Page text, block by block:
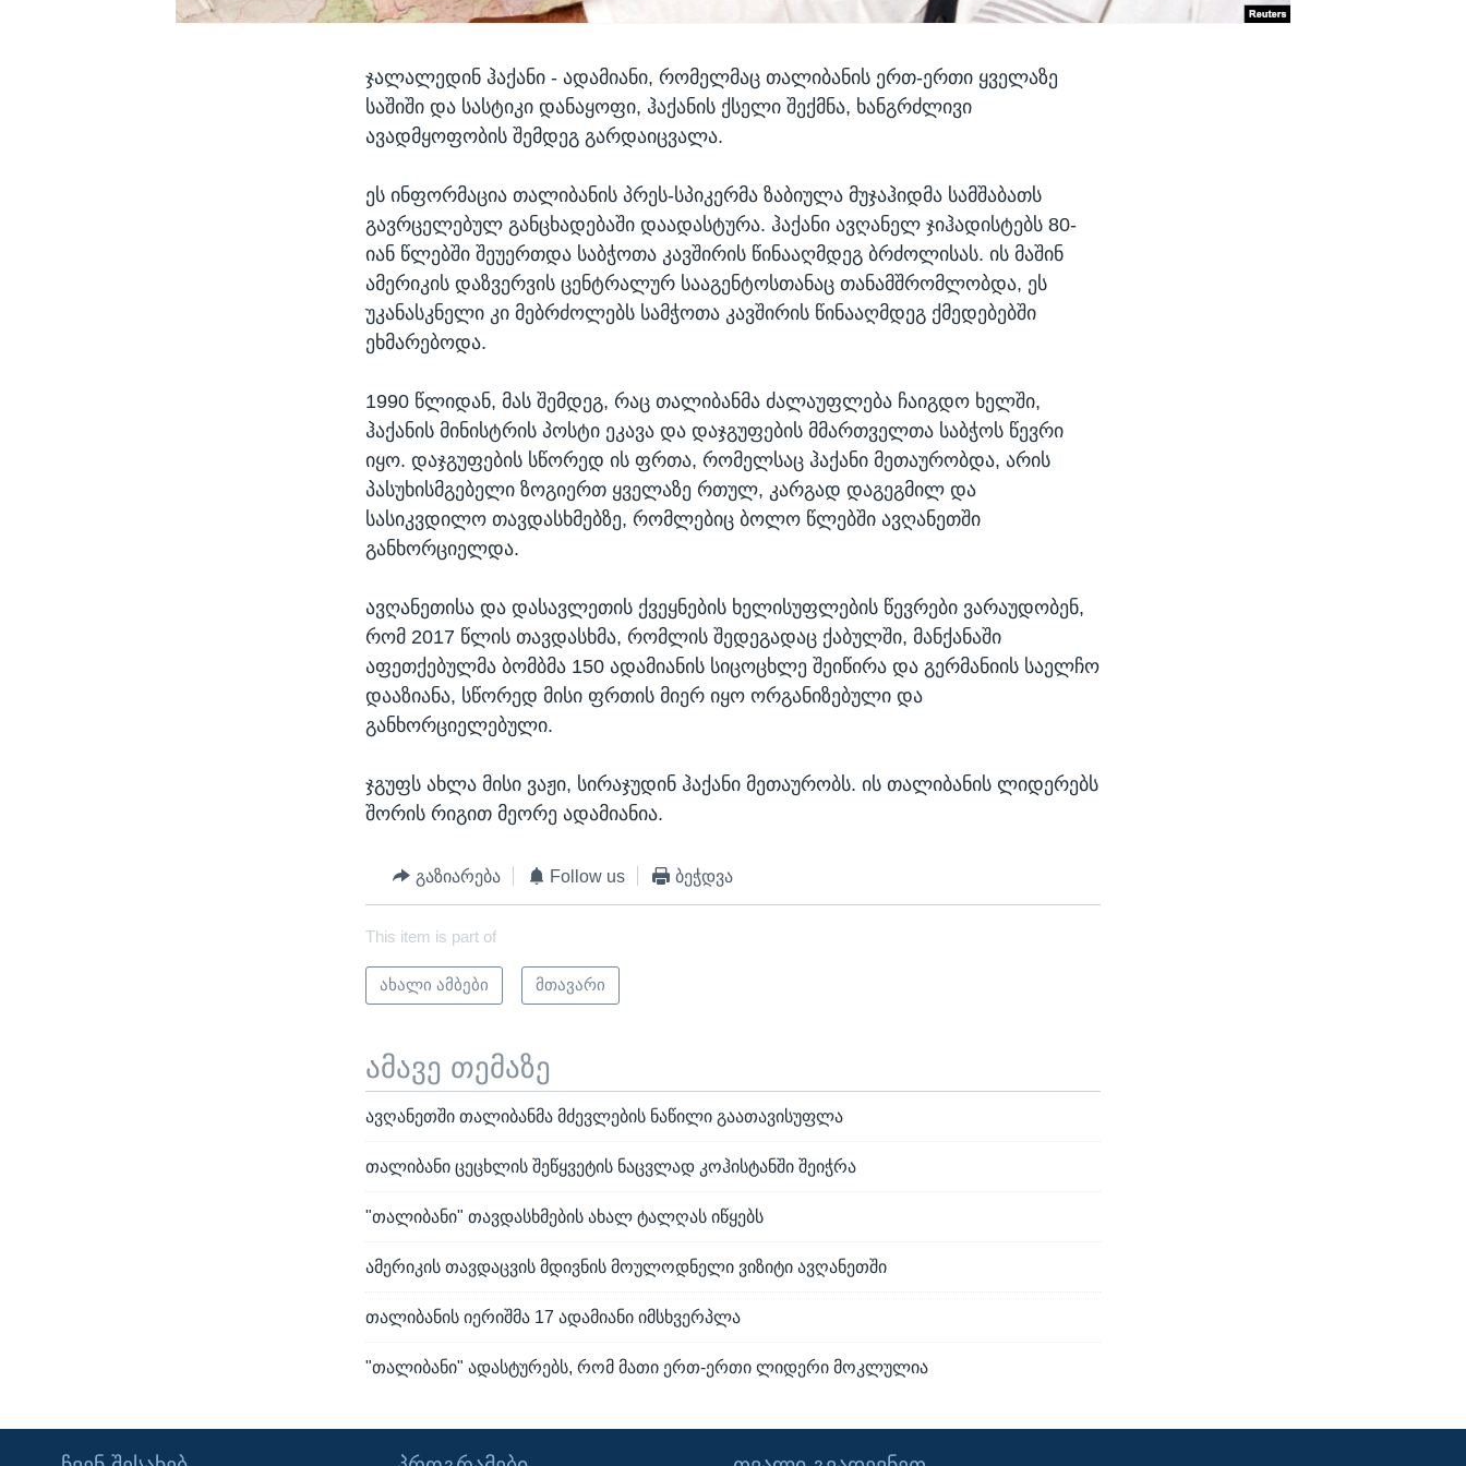
ჯალალედინ ჰაქანი - ადამიანი, რომელმაც თალიბანის ერთ-ერთი ყველაზე
საშიში და სასტიკი დანაყოფი, ჰაქანის ქსელი შექმნა, ხანგრძლივი
ავადმყოფობის შემდეგ გარდაიცვალა.
ეს ინფორმაცია თალიბანის პრეს-სპიკერმა ზაბიულა მუჯაჰიდმა სამშაბათს
გავრცელებულ განცხადებაში დაადასტურა. ჰაქანი ავღანელ ჯიჰადისტებს 80-
იან წლებში შეუერთდა საბჭოთა კავშირის წინააღმდეგ ბრძოლისას. ის მაშინ
ამერიკის დაზვერვის ცენტრალურ სააგენტოსთანაც თანამშრომლობდა, ეს
უკანასკნელი კი მებრძოლებს სამჭოთა კავშირის წინააღმდეგ ქმედებებში
ეხმარებოდა.
1990 წლიდან, მას შემდეგ, რაც თალიბანმა ძალაუფლება ჩაიგდო ხელში,
ჰაქანის მინისტრის პოსტი ეკავა და დაჯგუფების მმართველთა საბჭოს წევრი
იყო. დაჯგუფების სწორედ ის ფრთა, რომელსაც ჰაქანი მეთაურობდა, არის
პასუხისმგებელი ზოგიერთ ყველაზე რთულ, კარგად დაგეგმილ და
სასიკვდილო თავდასხმებზე, რომლებიც ბოლო წლებში ავღანეთში
განხორციელდა.
ავღანეთისა და დასავლეთის ქვეყნების ხელისუფლების წევრები ვარაუდობენ,
რომ 2017 წლის თავდასხმა, რომლის შედეგადაც ქაბულში, მანქანაში
აფეთქებულმა ბომბმა 150 ადამიანის სიცოცხლე შეიწირა და გერმანიის საელჩო
დააზიანა, სწორედ მისი ფრთის მიერ იყო ორგანიზებული და
განხორციელებული.
ჯგუფს ახლა მისი ვაჟი, სირაჯუდინ ჰაქანი მეთაურობს. ის თალიბანის ლიდერებს
შორის რიგით მეორე ადამიანია.
გაზიარება Follow us ბეჭდვა
This item is part of
ახალი ამბები მთავარი
ამავე თემაზე
ავღანეთში თალიბანმა მძევლების ნაწილი გაათავისუფლა
თალიბანი ცეცხლის შეწყვეტის ნაცვლად კოჰისტანში შეიჭრა
"თალიბანი" თავდასხმების ახალ ტალღას იწყებს
ამერიკის თავდაცვის მდივნის მოულოდნელი ვიზიტი ავღანეთში
თალიბანის იერიშმა 17 ადამიანი იმსხვერპლა
"თალიბანი" ადასტურებს, რომ მათი ერთ-ერთი ლიდერი მოკლულია